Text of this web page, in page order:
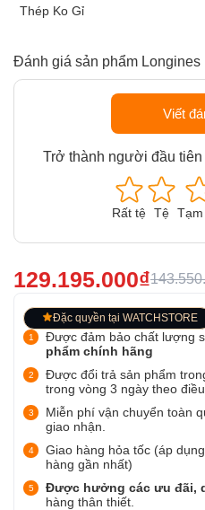
Thép Ko Gỉ
Đánh giá sản phẩm Longines
Viết
Trở thành người đầu
Rất tệ Tệ
129.195.000₫
Đặc quyền tại WATCHSTORE
Được đảm bảo chất lượng
phẩm chính hãng
Được đổi trả sản phẩm
trong vòng 3 ngày theo
Miễn phí vận chuyển toàn
giao nhận.
Giao hàng hỏa tốc (áp
hàng gần nhất)
Được hưởng các ưu đãi,
hàng thân thiết.